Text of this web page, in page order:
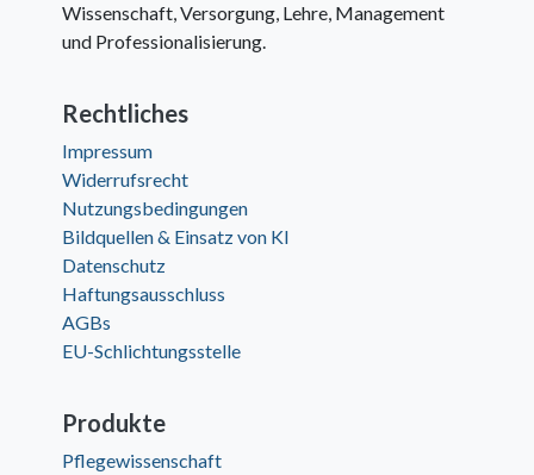
Wissenschaft, Versorgung, Lehre, Management
und Professionalisierung.
Rechtliches
Impressum
Widerrufsrecht
Nutzungsbedingungen
Bildquellen & Einsatz von KI
Datenschutz
Haftungsausschluss
AGBs
EU-Schlichtungsstelle
Produkte
Pflegewissenschaft